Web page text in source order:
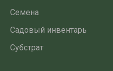
Семена
Садовый инвентарь
Субстрат